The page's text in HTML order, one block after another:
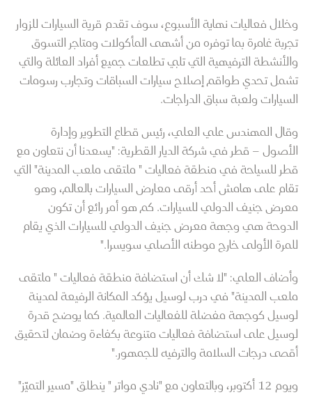
وخلال فعاليات نهاية الأسبوع، سوف تقدم قرية السيارات للزوار
تجربة غامرة بما توفره من أشهى المأكولات ومتاجر التسوق
والأنشطة الترفيهية التي تلبي تطلعات جميع أفراد العائلة والتي
تشمل تحدي طواقم إصلاح سيارات السباقات وتجارب رسومات
السيارات ولعبة سباق الدراجات.
وقال المهندس علي العلي، رئيس قطاع التطوير وإدارة
الأصول – قطر في شركة الديار القطرية: "يسعدنا أن نتعاون مع
قطر للسياحة في منطقة فعاليات " ملتقى ملعب المدينة" التي
تقام على هامش أحد أرقى معارض السيارات بالعالم، وهو
معرض جنيف الدولي للسيارات. كم هو أمر رائع أن تكون
الدوحة هي وجهة معرض جنيف الدولي للسيارات الذي يقام
للمرة الأولى خارج موطنه الأصلي سويسرا."
وأضاف العلي: "لا شك أن استضافة منطقة فعاليات " ملتقى
ملعب المدينة" في درب لوسيل يؤكد المكانة الرفيعة لمدينة
لوسيل كوجهة مفضلة للفعاليات العالمية. كما يوضح قدرة
لوسيل على استضافة فعاليات متنوعة بكفاءة وضمان لتحقيق
أقصى درجات السلامة والترفيه للجمهور."
ويوم 12 أكتوبر، وبالتعاون مع "نادي مواتر " ينطلق "مسير التميّز"